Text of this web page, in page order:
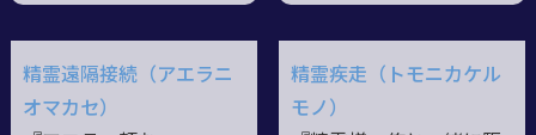
精霊遠隔接続（アエラニ
オマカセ）
精霊疾走（トモニカケル
モノ）